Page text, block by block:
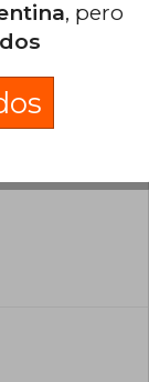
el libro
, pero